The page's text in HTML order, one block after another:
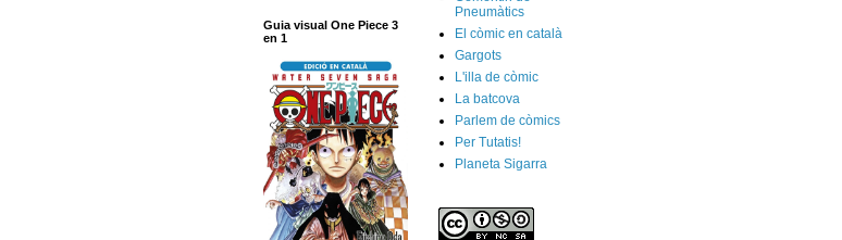
Guia visual One Piece 3
en 1
Pneumàtics
El còmic en català
Gargots
L'illa de còmic
La batcova
Parlem de còmics
Per Tutatis!
Planeta Sigarra